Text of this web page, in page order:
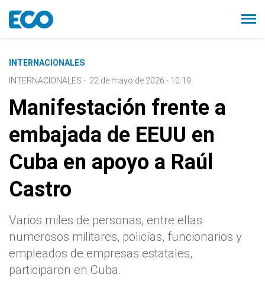
INTERNACIONALES
INTERNACIONALES - 22 de mayo de 2026 - 10:19
Manifestación frente a
embajada de EEUU en
Cuba en apoyo a Raúl
Castro
Varios miles de personas, entre ellas
numerosos militares, policías, funcionarios y
empleados de empresas estatales,
participaron en Cuba.